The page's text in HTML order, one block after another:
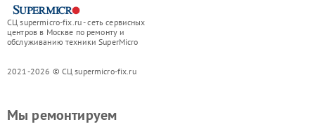
СЦ supermicro-fix.ru - сеть сервисных
центров в Москве по ремонту и
обслуживанию техники SuperMicro
2021-2026 © СЦ supermicro-fix.ru
Мы ремонтируем